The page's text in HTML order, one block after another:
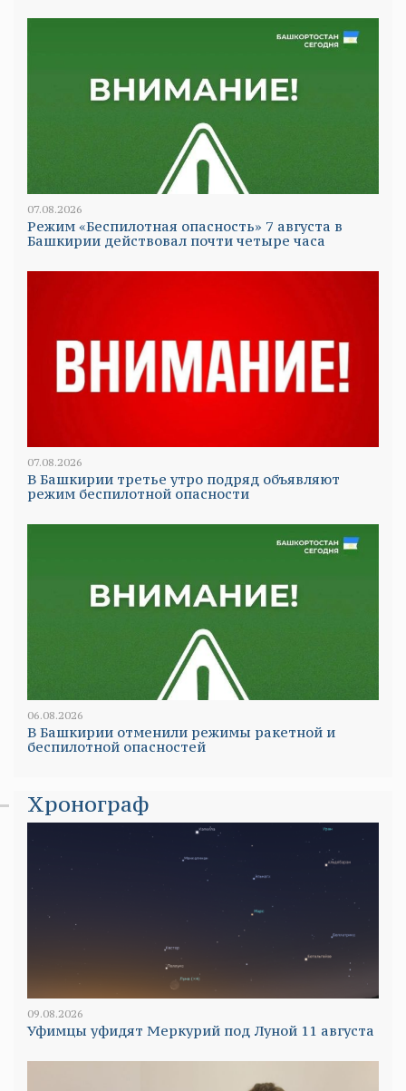
07.08.2026
Режим «Беспилотная опасность» 7 августа в
Башкирии действовал почти четыре часа
07.08.2026
В Башкирии третье утро подряд объявляют
режим беспилотной опасности
06.08.2026
В Башкирии отменили режимы ракетной и
беспилотной опасностей
Хронограф
09.08.2026
Уфимцы уфидят Меркурий под Луной 11 августа